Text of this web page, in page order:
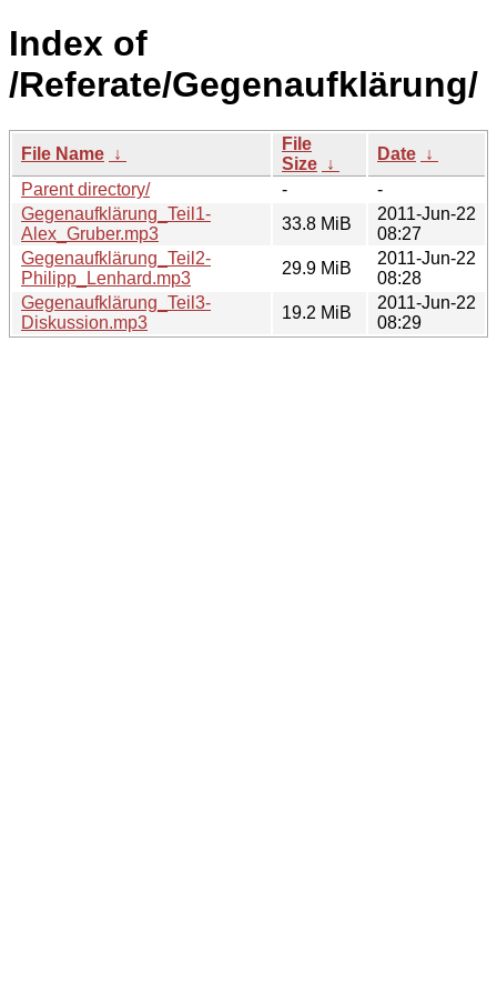
Index of
/Referate/Gegenaufklärung/
File Name ↓
File
Size ↓
Date ↓
Parent directory/
-
-
Gegenaufklärung_Teil1-
Alex_Gruber.mp3
33.8 MiB
2011-Jun-22
08:27
Gegenaufklärung_Teil2-
Philipp_Lenhard.mp3
29.9 MiB
2011-Jun-22
08:28
Gegenaufklärung_Teil3-
Diskussion.mp3
19.2 MiB
2011-Jun-22
08:29